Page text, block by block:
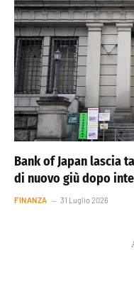
Bank of Japan lascia
di nuovo giù dopo
FINANZA 31 Luglio 2026